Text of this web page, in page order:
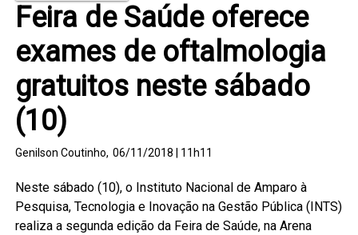
Feira de Saúde oferece
exames de oftalmologia
gratuitos neste sábado
(10)
Genilson Coutinho, 06/11/2018 | 11h11
Neste sábado (10), o Instituto Nacional de Amparo à
Pesquisa, Tecnologia e Inovação na Gestão Pública (INTS)
realiza a segunda edição da Feira de Saúde, na Arena